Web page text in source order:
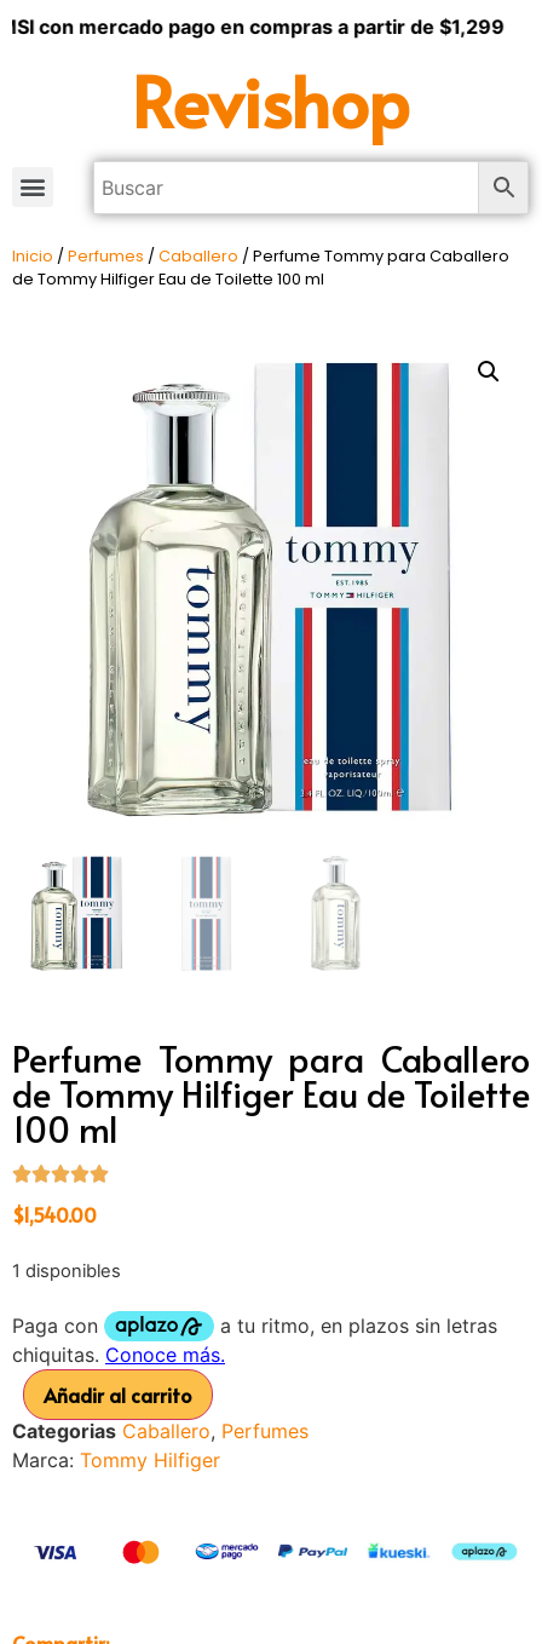
con mercado pago en compras a partir de $1,299
Revishop
Inicio / Perfumes / Caballero / Perfume Tommy para Caballero
de Tommy Hilfiger Eau de Toilette 100 ml
Perfume Tommy para Caballero
de Tommy Hilfiger Eau de Toilette
100 ml
$1,540.00
1 disponibles
Añadir al carrito
Categorias Caballero, Perfumes
Marca: Tommy Hilfiger